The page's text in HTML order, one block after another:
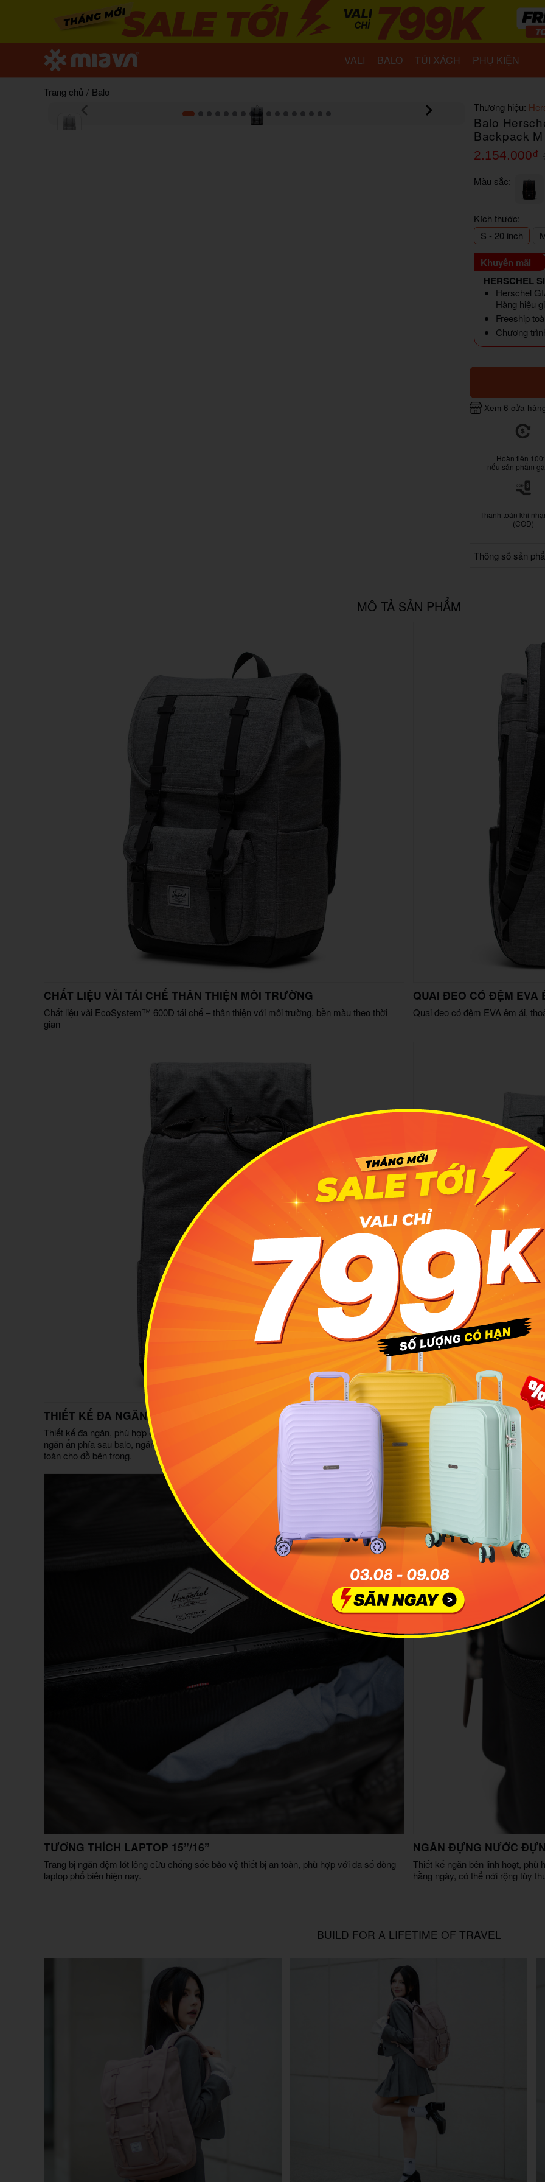
VALI BALO TÚI XÁCH PHỤ KIỆN
Trang chủ / Balo
Thương hiệu:
Balo
Backpack
2.154.000₫
Màu sắc:
Kích thước:
S - 20 inch
Khuyến mãi
HERSCHEL
Herschel
Hàng hiệu
Freeship
Chương
Xem 6 cửa
Hoàn tiền
nếu sản phẩm
Thanh toán khi
(COD)
Thông số sản
MÔ TẢ SẢN PHẨM
CHẤT LIỆU VẢI TÁI CHẾ THÂN THIỆN MÔI TRƯỜNG
Chất liệu vải EcoSystem™ 600D tái chế – thân thiện với môi trường, bền màu theo thời
gian
QUAI ĐEO CÓ ĐỆM EVA
Quai đeo có đệm EVA êm ái,
THIẾT KẾ ĐA NGĂN - ĐÓNG MỞ BẰNG DÂY RÚT LINH HOẠT
Thiết kế đa ngăn, phù hợp cho mọi nhu cầu sử dụng, được trang bị ngăn nhỏ phía trước và
ngăn ẩn phía sau balo, ngăn lớn có thiết kế dây rút chắc chắn, dễ thao tác và tăng độ an
toàn cho đồ bên trong.
DÂY GÀI NAM CHÂM
Trang bị dây gài nam châm
TƯƠNG THÍCH LAPTOP 15”/16”
Trang bị ngăn đệm lót lông cừu chống sốc bảo vệ thiết bị an toàn, phù hợp với đa số dòng
laptop phổ biến hiện nay.
NGĂN ĐỰNG NƯỚC
Thiết kế ngăn bên linh hoạt,
hằng ngày, có thể nới rộng tùy
BUILD FOR A LIFETIME OF TRAVEL